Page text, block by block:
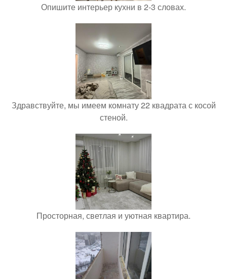
Опишите интерьер кухни в 2-3 словах.
Здравствуйте, мы имеем комнату 22 квадрата с косой
стеной.
Просторная, светлая и уютная квартира.